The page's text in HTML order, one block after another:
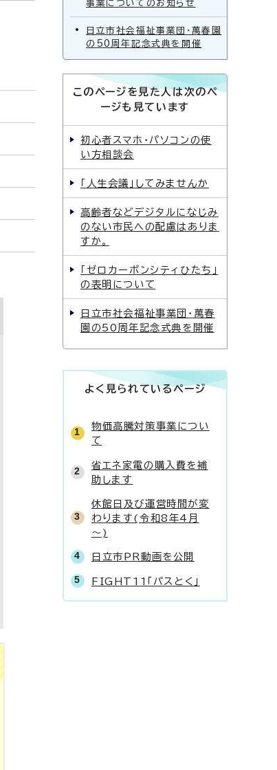
事業についてのお知らせ
日立市社会福祉事業団・萬春園
の50周年記念式典を開催
このページを見た人は次のペ
ージも見ています
初心者スマホ・パソコンの使
い方相談会
「人生会議」してみませんか
高齢者などデジタルになじみ
のない市民への配慮はありま
すか。
「ゼロカーボンシティひたち」
の表明について
日立市社会福祉事業団・萬春
園の50周年記念式典を開催
よく見られているページ
物価高騰対策事業につい
て
省エネ家電の購入費を補
助します
休館日及び運営時間が変
わります(令和8年4月
～)
日立市PR動画を公開
FIGHT11「パスとく」